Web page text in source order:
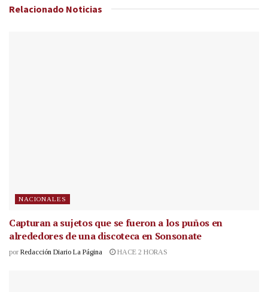
Relacionado Noticias
NACIONALES
Capturan a sujetos que se fueron a los puños en
alrededores de una discoteca en Sonsonate
por Redacción Diario La Página HACE 2 HORAS